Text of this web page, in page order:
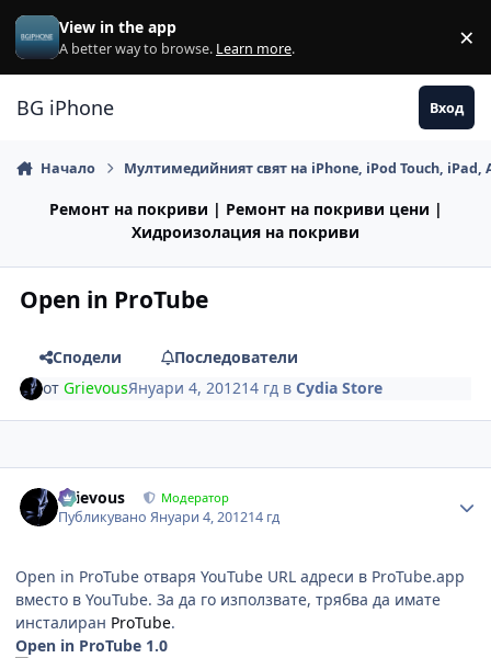
Премини към съдържанието
View in the app
A better way to browse. Learn more. ×
BG iPhone Вход
Начало Мултимедийният свят на iPhone, iPod Touch, iPad,
Ремонт на покриви | Ремонт на покриви цени |
Хидроизолация на покриви
Open in ProTube
Сподели
Последователи
отGrievousЯнуари 4, 201214 гд вCydia Store
Grievous Модератор
ПубликуваноЯнуари 4, 201214 гд
Open in ProTube отваря YouTube URL адреси в ProTube.app
вместо в YouTube. За да го използвате, трябва да имате
инсталиран ProTube.
Open in ProTube 1.0